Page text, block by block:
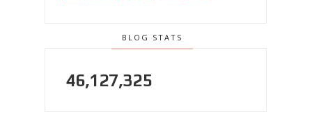
BLOG STATS
46,127,325